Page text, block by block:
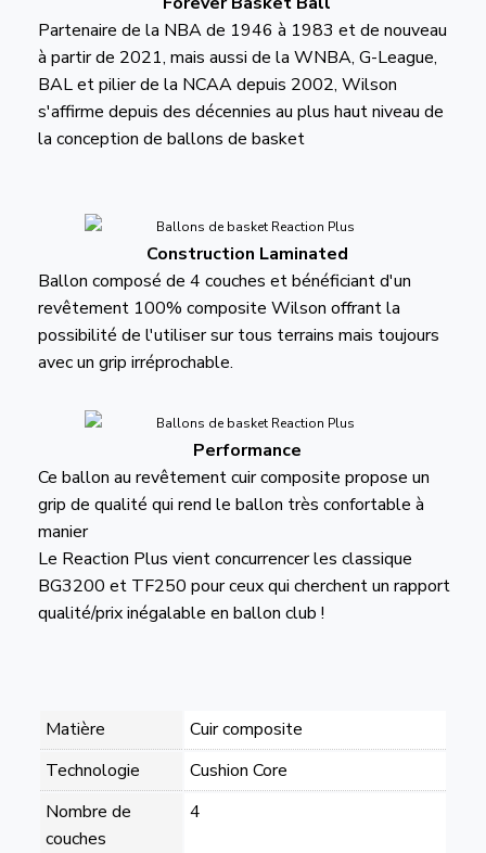
Partenaire de la NBA de 1946 à 1983 et de nouveau
à partir de 2021, mais aussi de la WNBA, G-League,
BAL et pilier de la NCAA depuis 2002, Wilson
s'affirme depuis des décennies au plus haut niveau de
la conception de ballons de basket
Construction Laminated
Ballon composé de 4 couches et bénéficiant d'un
revêtement 100% composite Wilson offrant la
possibilité de l'utiliser sur tous terrains mais toujours
avec un grip irréprochable.
Performance
Ce ballon au revêtement cuir composite propose un
grip de qualité qui rend le ballon très confortable à
manier
Le Reaction Plus vient concurrencer les classique
BG3200 et TF250 pour ceux qui cherchent un rapport
qualité/prix inégalable en ballon club !
Matière
Cuir composite
Technologie
Cushion Core
Nombre de
couches
4